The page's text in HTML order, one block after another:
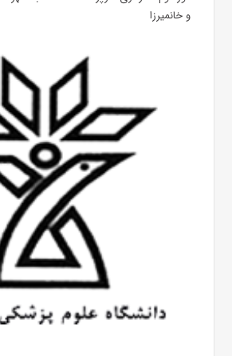
و خانمیرزا